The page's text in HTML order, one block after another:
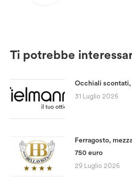
Ti potrebbe
Occhiali scontati,
31 Luglio 2026
Ferragosto,
750 euro
29 Luglio 2026